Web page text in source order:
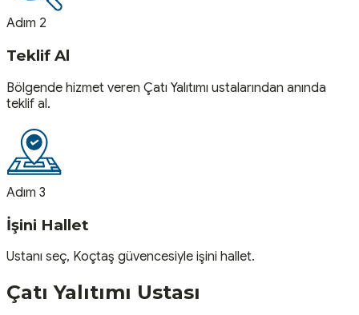
Adım 2
Teklif Al
Bölgende hizmet veren Çatı Yalıtımı ustalarından anında
teklif al.
Adım 3
İşini Hallet
Ustanı seç, Koçtaş güvencesiyle işini hallet.
Çatı Yalıtımı Ustası